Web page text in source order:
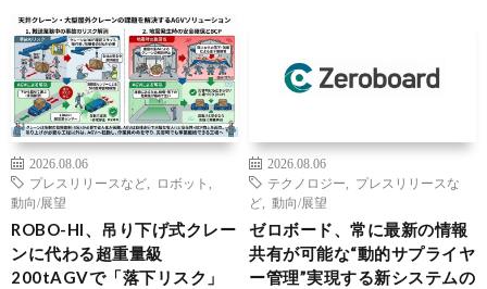
2026.08.06
プレスリリースなど
ロボット
動向/展望
ROBO-HI、吊り下げ式クレー
ンに代わる超重量級
200tAGVで「落下リスク」
2026.08.06
テクノロジー
プレスリリースな
ど
動向/展望
ゼロボード、常に最新の情報
共有が可能な“動的サプライヤ
ー管理”実現する新システムの